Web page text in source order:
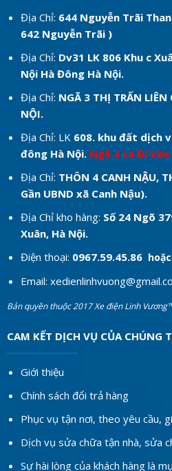
Địa Chỉ: 644 Nguyễn Trãi
642 Nguyễn Trãi )
Địa Chỉ: Dv31 LK 806 Khu c
Nội Hà Đông Hà Nội.
Địa Chỉ: NGÃ 3 THỊ TRẤN
NỘI.
Địa Chỉ: LK 608. khu đất dịch
đông Hà Nội. Ngã 3 La Đi Vào
Địa Chỉ: THÔN 4 CANH NẬU,
Gần UBND xã Canh Nậu).
Địa Chỉ kho hàng: Số 24 Ngõ
Xuân, Hà Nội.
Điện thoại: 0967.59.45.86
Email:
Bản quyền thuộc 2017 Xe điện Linh
CAM KẾT DỊCH VỤ CỦA CHÚNG
Giới thiệu
Chính sách đổi trả hàng
Phục vụ tận nơi, theo yêu cầu,
Dịch vụ sửa chữa tận nhà, sửa
Sự hài lòng của khách hàng là